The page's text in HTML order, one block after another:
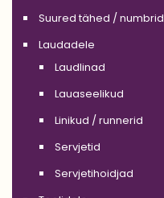
Suured tähed / numbrid
Laudadele
Laudlinad
Lauaseelikud
Linikud / runnerid
Servjetid
Servjetihoidjad